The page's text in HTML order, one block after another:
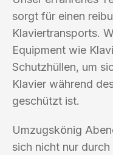
sorgt für einen
Klaviertransports.
Equipment wie
Schutzhüllen, um
Klavier während
geschützt ist.
Umzugskönig
sich nicht nur